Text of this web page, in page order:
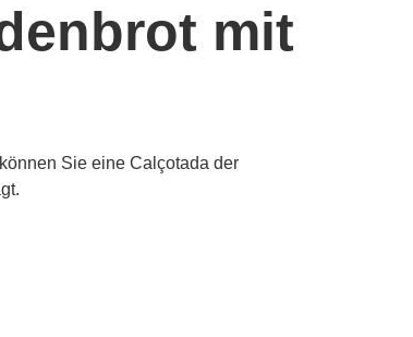
mit
Sie eine Calçotada der